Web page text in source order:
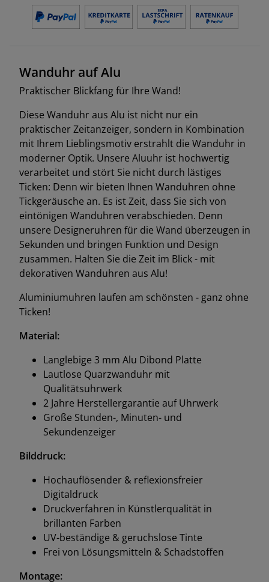
Wanduhr auf Alu
Praktischer Blickfang für Ihre Wand!
Diese Wanduhr aus Alu ist nicht nur ein
praktischer Zeitanzeiger, sondern in Kombination
mit Ihrem Lieblingsmotiv erstrahlt die Wanduhr in
moderner Optik. Unsere Aluuhr ist hochwertig
verarbeitet und stört Sie nicht durch lästiges
Ticken: Denn wir bieten Ihnen Wanduhren ohne
Tickgeräusche an. Es ist Zeit, dass Sie sich von
eintönigen Wanduhren verabschieden. Denn
unsere Designeruhren für die Wand überzeugen in
Sekunden und bringen Funktion und Design
zusammen. Halten Sie die Zeit im Blick - mit
dekorativen Wanduhren aus Alu!
Aluminiumuhren laufen am schönsten - ganz ohne
Ticken!
Material:
Langlebige 3 mm Alu Dibond Platte
Lautlose Quarzwanduhr mit
Qualitätsuhrwerk
2 Jahre Herstellergarantie auf Uhrwerk
Große Stunden-, Minuten- und
Sekundenzeiger
Bilddruck:
Hochauflösender & reflexionsfreier
Digitaldruck
Druckverfahren in Künstlerqualität in
brillanten Farben
UV-beständige & geruchslose Tinte
Frei von Lösungsmitteln & Schadstoffen
Montage: